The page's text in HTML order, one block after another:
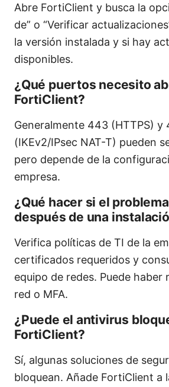
Abre FortiClient y busca la
de” o “Verificar
la versión instalada y si hay
disponibles.
¿Qué puertos necesito
FortiClient?
Generalmente 443 (HTTPS) y
(IKEv2/IPsec NAT-T) pueden
pero depende de la
empresa.
¿Qué hacer si el
después de una
Verifica políticas de TI de la
certificados requeridos y
equipo de redes. Puede haber
red o MFA.
¿Puede el antivirus
FortiClient?
Sí, algunas soluciones de
bloquean. Añade FortiClient a